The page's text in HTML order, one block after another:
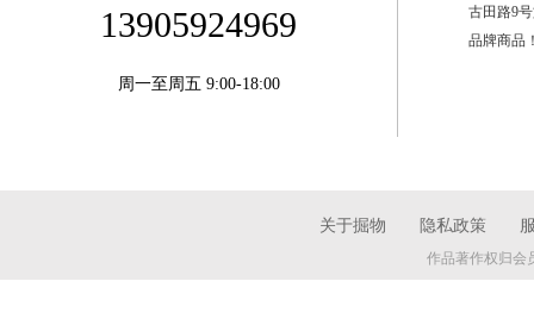
13905924969
周一至周五 9:00-18:00
古田路9
品牌商品
关于掘物 隐私政策
作品著作权归会